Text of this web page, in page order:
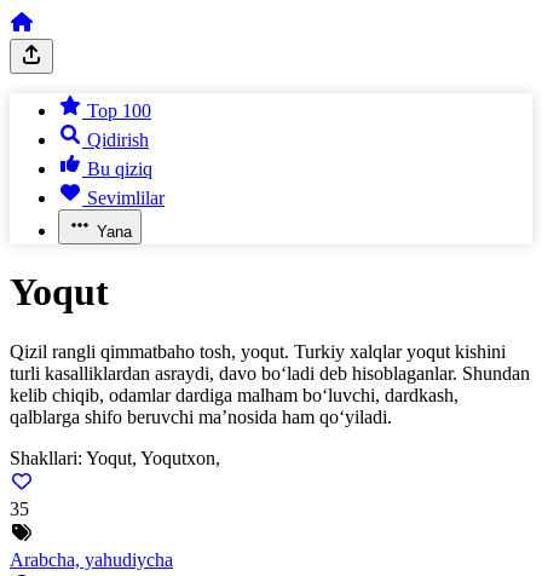
Top 100
Qidirish
Bu qiziq
Sevimlilar
Yana
Yoqut
Qizil rangli qimmatbaho tosh, yoqut. Turkiy xalqlar yoqut kishini
turli kasalliklardan asraydi, davo bo‘ladi deb hisoblaganlar. Shundan
kelib chiqib, odamlar dardiga malham bo‘luvchi, dardkash,
qalblarga shifo beruvchi ma’nosida ham qo‘yiladi.
Shakllari: Yoqut, Yoqutxon,
35
Arabcha, yahudiycha